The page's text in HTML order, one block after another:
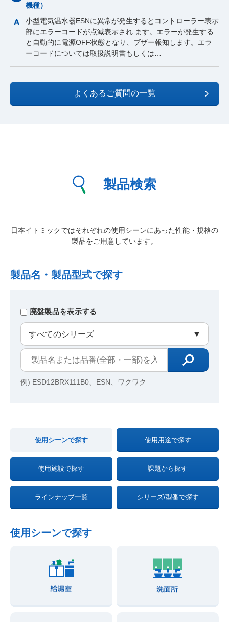
機種）
小型電気温水器ESNに異常が発生するとコントローラー表示
部にエラーコードが点滅表示され ます。エラーが発生する
と自動的に電源OFF状態となり、ブザー報知します。エラ
ーコードについては取扱説明書もしくは…
よくあるご質問の一覧
製品検索
日本イトミックではそれぞれの使用シーンにあった性能・規格の
製品をご用意しています。
製品名・製品型式で探す
廃盤製品を表示する
例) ESD12BRX111B0、ESN、ワクワク
使用シーンで探す 使用用途で探す
使用施設で探す 課題から探す
ラインナップ一覧 シリーズ/型番で探す
使用シーンで探す